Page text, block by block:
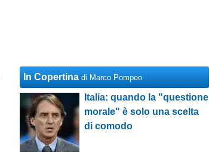
In Copertina di Marco Pompeo
Italia: quando la "questione
morale" è solo una scelta
di comodo